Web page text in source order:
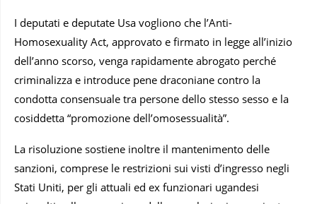
I deputati e deputate Usa vogliono che l’Anti-
Homosexuality Act, approvato e firmato in legge all’inizio
dell’anno scorso, venga rapidamente abrogato perché
criminalizza e introduce pene draconiane contro la
condotta consensuale tra persone dello stesso sesso e la
cosiddetta “promozione dell’omosessualità”.
La risoluzione sostiene inoltre il mantenimento delle
sanzioni, comprese le restrizioni sui visti d’ingresso negli
Stati Uniti, per gli attuali ed ex funzionari ugandesi